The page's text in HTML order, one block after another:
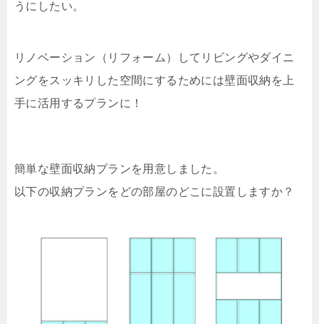
うにしたい。
リノベーション（リフォーム）してリビングやダイニ
ングをスッキリした空間にするためには壁面収納を上
手に活用するプランに！
簡単な壁面収納プランを用意しました。
以下の収納プランをどの部屋のどこに設置しますか？